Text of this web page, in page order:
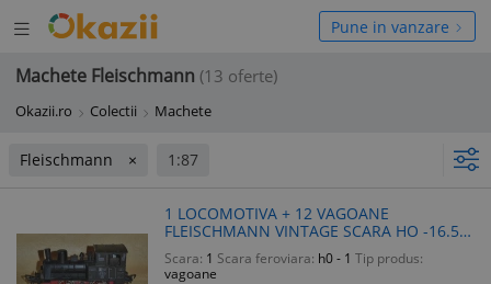
Deschide
meniul
Pune in vanzare
Machete Fleischmann (13 oferte)
Okazii.ro Colectii Machete
Fleischmann 1:87
1 LOCOMOTIVA + 12 VAGOANE
FLEISCHMANN VINTAGE SCARA HO -16.5
MM PT. COLECTIONARI
Scara: 1 Scara feroviara: h0 - 1 Tip produs:
vagoane